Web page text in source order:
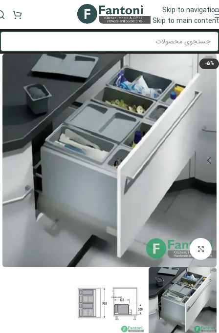
Skip to navigation
Skip to main content
منو
-5%
بزرگنمایی تصویر